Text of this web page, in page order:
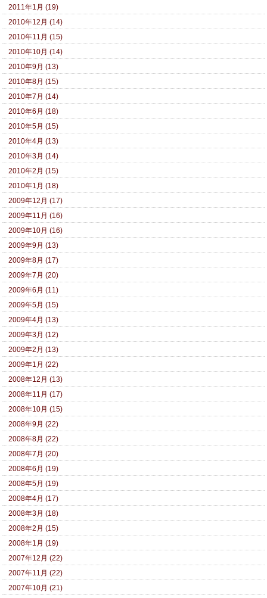
2011年1月 (19)
2010年12月 (14)
2010年11月 (15)
2010年10月 (14)
2010年9月 (13)
2010年8月 (15)
2010年7月 (14)
2010年6月 (18)
2010年5月 (15)
2010年4月 (13)
2010年3月 (14)
2010年2月 (15)
2010年1月 (18)
2009年12月 (17)
2009年11月 (16)
2009年10月 (16)
2009年9月 (13)
2009年8月 (17)
2009年7月 (20)
2009年6月 (11)
2009年5月 (15)
2009年4月 (13)
2009年3月 (12)
2009年2月 (13)
2009年1月 (22)
2008年12月 (13)
2008年11月 (17)
2008年10月 (15)
2008年9月 (22)
2008年8月 (22)
2008年7月 (20)
2008年6月 (19)
2008年5月 (19)
2008年4月 (17)
2008年3月 (18)
2008年2月 (15)
2008年1月 (19)
2007年12月 (22)
2007年11月 (22)
2007年10月 (21)